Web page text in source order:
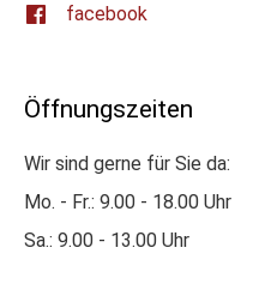
facebook
Öffnungszeiten
Wir sind gerne für Sie da:
Mo. - Fr.: 9.00 - 18.00 Uhr
Sa.: 9.00 - 13.00 Uhr